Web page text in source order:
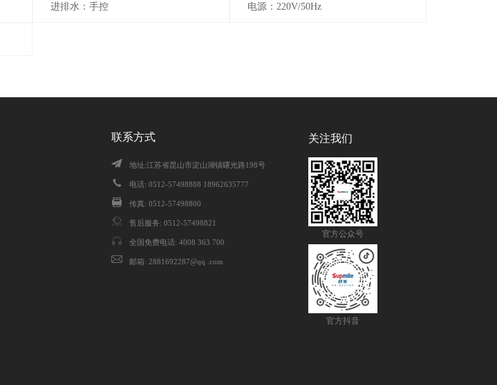
进排水：手控 电源：220V/50Hz
联系方式
地址:江苏省昆山市淀山湖镇曙光路198号
电话: 0512-57498888 18962635777
传真: 0512-57498800
售后服务: 0512-57498821
全国免费电话: 4008 363 700
邮箱: 2881692287@qq .com
关注我们
官方公众号
官方抖音